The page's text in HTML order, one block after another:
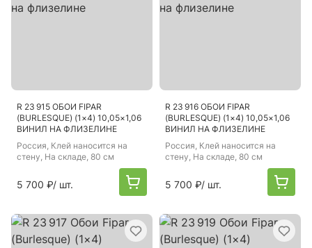
R 23 915 ОБОИ FIPAR
(BURLESQUE) (1×4) 10,05×1,06
ВИНИЛ НА ФЛИЗЕЛИНЕ
Россия, Клей наносится на
стену, На складе, 80 см
5 700 ₽/ шт.
R 23 916 ОБОИ FIPAR
(BURLESQUE) (1×4) 10,05×1,06
ВИНИЛ НА ФЛИЗЕЛИНЕ
Россия, Клей наносится на
стену, На складе, 80 см
5 700 ₽/ шт.